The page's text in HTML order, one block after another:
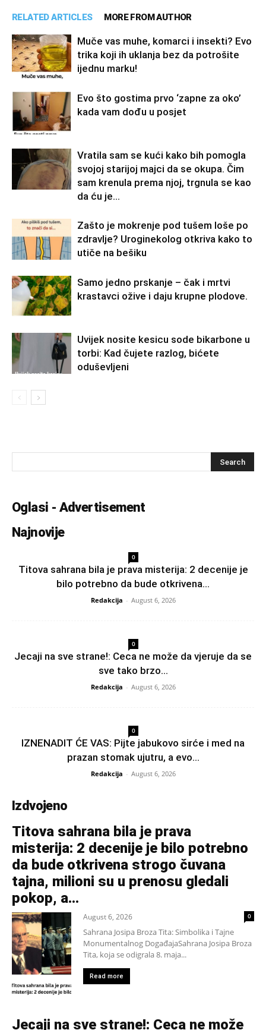
RELATED ARTICLES MORE FROM AUTHOR
Muče vas muhe, komarci i insekti? Evo
trika koji ih uklanja bez da potrošite
ijednu marku!
Evo što gostima prvo ‘zapne za oko’
kada vam dođu u posjet
Vratila sam se kući kako bih pomogla
svojoj starijoj majci da se okupa. Čim
sam krenula prema njoj, trgnula se kao
da ću je...
Zašto je mokrenje pod tušem loše po
zdravlje? Uroginekolog otkriva kako to
utiče na bešiku
Samo jedno prskanje – čak i mrtvi
krastavci ožive i daju krupne plodove.
Uvijek nosite kesicu sode bikarbone u
torbi: Kad čujete razlog, bićete
oduševljeni
Oglasi - Advertisement
Najnovije
0
Titova sahrana bila je prava misterija: 2 decenije je
bilo potrebno da bude otkrivena...
Redakcija - August 6, 2026
0
Jecaji na sve strane!: Ceca ne može da vjeruje da se
sve tako brzo...
Redakcija - August 6, 2026
0
IZNENADIT ĆE VAS: Pijte jabukovo sirće i med na
prazan stomak ujutru, a evo...
Redakcija - August 6, 2026
Izdvojeno
Titova sahrana bila je prava
misterija: 2 decenije je bilo potrebno
da bude otkrivena strogo čuvana
tajna, milioni su u prenosu gledali
pokop, a...
August 6, 2026 0
Sahrana Josipa Broza Tita: Simbolika i Tajne
Monumentalnog DogađajaSahrana Josipa Broza
Tita, koja se odigrala 8. maja...
Read more
Jecaji na sve strane!: Ceca ne može